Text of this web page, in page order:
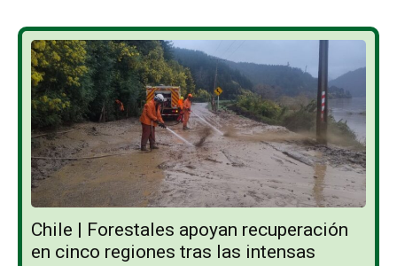
Chile | Forestales apoyan recuperación
en cinco regiones tras las intensas